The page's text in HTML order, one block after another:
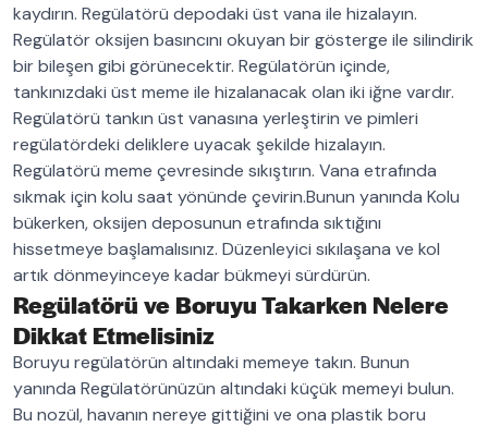
kaydırın. Regülatörü depodaki üst vana ile hizalayın.
Regülatör oksijen basıncını okuyan bir gösterge ile silindirik
bir bileşen gibi görünecektir. Regülatörün içinde,
tankınızdaki üst meme ile hizalanacak olan iki iğne vardır.
Regülatörü tankın üst vanasına yerleştirin ve pimleri
regülatördeki deliklere uyacak şekilde hizalayın.
Regülatörü meme çevresinde sıkıştırın. Vana etrafında
sıkmak için kolu saat yönünde çevirin.Bunun yanında Kolu
bükerken, oksijen deposunun etrafında sıktığını
hissetmeye başlamalısınız. Düzenleyici sıkılaşana ve kol
artık dönmeyinceye kadar bükmeyi sürdürün.
Regülatörü ve Boruyu Takarken Nelere
Dikkat Etmelisiniz
Boruyu regülatörün altındaki memeye takın. Bunun
yanında Regülatörünüzün altındaki küçük memeyi bulun.
Bu nozül, havanın nereye gittiğini ve ona plastik boru